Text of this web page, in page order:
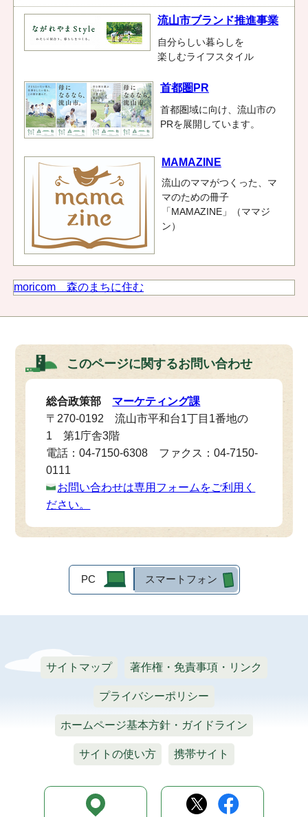
流山市ブランド推進事業
自分らしい暮らしを
楽しむライフスタイル
首都圏PR
首都圏域に向け、流山市の
PRを展開しています。
MAMAZINE
流山のママがつくった、マ
マのための冊子
「MAMAZINE」（ママジ
ン）
moricom 森のまちに住む
このページに関するお問い合わせ
総合政策部 マーケティング課
〒270-0192 流山市平和台1丁目1番地の
1 第1庁舎3階
電話：04-7150-6308 ファクス：04-7150-
0111
お問い合わせは専用フォームをご利用く
ださい。
PC スマートフォン
サイトマップ 著作権・免責事項・リンク
プライバシーポリシー
ホームページ基本方針・ガイドライン
サイトの使い方 携帯サイト